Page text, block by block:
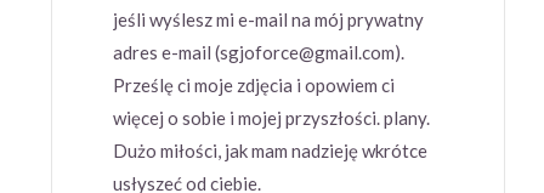
jeśli wyślesz mi e-mail na mój prywatny
adres e-mail (sgjoforce@gmail.com).
Prześlę ci moje zdjęcia i opowiem ci
więcej o sobie i mojej przyszłości. plany.
Dużo miłości, jak mam nadzieję wkrótce
usłyszeć od ciebie.